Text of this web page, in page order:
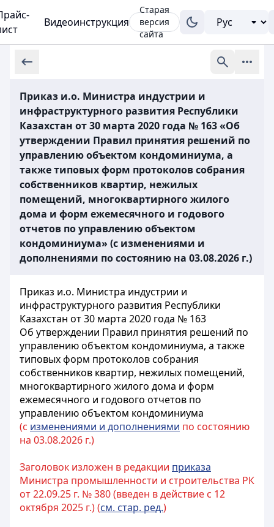
Видеоинструкция
Старая
версия
сайта
Приказ и.о. Министра индустрии и
инфраструктурного развития Республики
Казахстан от 30 марта 2020 года № 163 «Об
утверждении Правил принятия решений по
управлению объектом кондоминиума, а
также типовых форм протоколов собрания
собственников квартир, нежилых
помещений, многоквартирного жилого
дома и форм ежемесячного и годового
отчетов по управлению объектом
кондоминиума» (с изменениями и
дополнениями по состоянию на 03.08.2026 г.)
Приказ и.о. Министра индустрии и
инфраструктурного развития Республики
Казахстан от 30 марта 2020 года № 163
Об утверждении Правил принятия решений по
управлению объектом кондоминиума, а также
типовых форм протоколов собрания
собственников квартир, нежилых помещений,
многоквартирного жилого дома и форм
ежемесячного и годового отчетов по
управлению объектом кондоминиума
(с изменениями и дополнениями по состоянию
на 03.08.2026 г.)
Заголовок изложен в редакции приказа
Министра промышленности и строительства РК
от 22.09.25 г. № 380 (введен в действие с 12
октября 2025 г.) (см. стар. ред.)